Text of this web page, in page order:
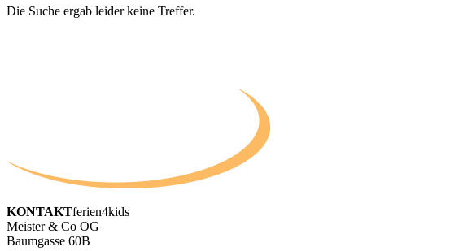
Die Suche ergab leider keine Treffer.
KONTAKTferien4kids
Meister & Co OG
Baumgasse 60B